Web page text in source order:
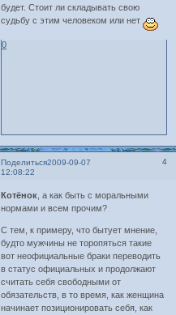
будет. Стоит ли складывать свою
судьбу с этим человеком или нет
0
Поделиться 4
2009-09-07
12:08:22
Котёнок , а как быть с моральными
нормами и всем прочим?
С тем, к примеру, что бытует мнение,
будто мужчины не торопяться такие
вот неофициальные браки переводить
в статус официальных и продолжают
считать себя свободными от
обязательств, в то время, как женщина
начинает позиционировать себя, как